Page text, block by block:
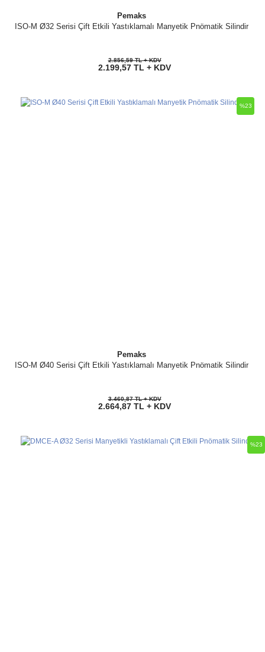
Pemaks
ISO-M Ø32 Serisi Çift Etkili Yastıklamalı Manyetik Pnömatik Silindir
2.856,59 TL + KDV
2.199,57 TL + KDV
Pemaks
ISO-M Ø40 Serisi Çift Etkili Yastıklamalı Manyetik Pnömatik Silindir
%23
3.460,87 TL + KDV
2.664,87 TL + KDV
%23